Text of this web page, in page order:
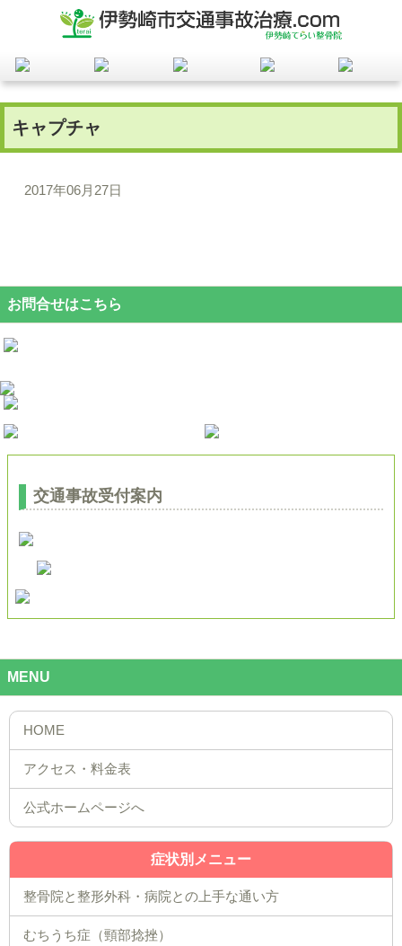
キャプチャ
2017年06月27日
お問合せはこちら
交通事故受付案内
MENU
公式ホームページへ
症状別メニュー
整骨院と整形外科・病院との上手な通い方
むちうち症（頸部捻挫）